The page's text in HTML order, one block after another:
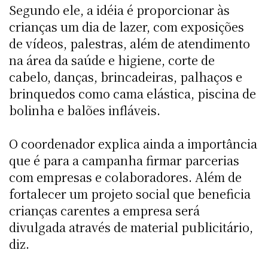
Segundo ele, a idéia é proporcionar às
crianças um dia de lazer, com exposições
de vídeos, palestras, além de atendimento
na área da saúde e higiene, corte de
cabelo, danças, brincadeiras, palhaços e
brinquedos como cama elástica, piscina de
bolinha e balões infláveis.
O coordenador explica ainda a importância
que é para a campanha firmar parcerias
com empresas e colaboradores. Além de
fortalecer um projeto social que beneficia
crianças carentes a empresa será
divulgada através de material publicitário,
diz.